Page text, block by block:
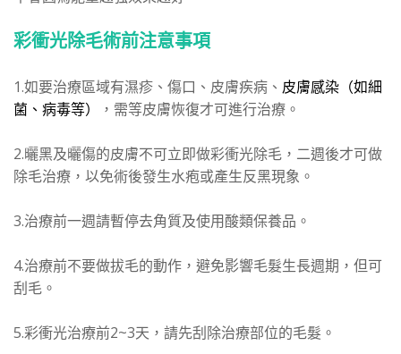
彩衝光除毛術前注意事項
1.如要治療區域有濕疹、傷口、皮膚疾病、 皮膚感染（如細
菌、病毒等）
，需等皮膚恢復才可進行治療。
2.曬黑及曬傷的皮膚不可立即做彩衝光除毛，二週後才可做
除毛治療，以免術後發生水疱或產生反黑現象。
3.治療前一週請暫停去角質及使用酸類保養品。
4.治療前不要做拔毛的動作，避免影響毛髮生長週期，但可
刮毛。
5.彩衝光治療前2~3天，請先刮除治療部位的毛髮。